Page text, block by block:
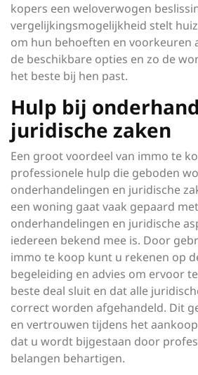
kopers een weloverwogen
vergelijkingsmogelijkheid stelt
om hun behoeften en voorkeuren
de beschikbare opties en zo de
het beste bij hen past.
Hulp bij
juridische zaken
Een groot voordeel van immo te
professionele hulp die geboden
onderhandelingen en juridische
een woning gaat vaak gepaard
onderhandelingen en juridische
iedereen bekend mee is. Door
immo te koop kunt u rekenen op
begeleiding en advies om ervoor
beste deal sluit en dat alle
correct worden afgehandeld. Dit
en vertrouwen tijdens het
dat u wordt bijgestaan door
belangen behartigen.